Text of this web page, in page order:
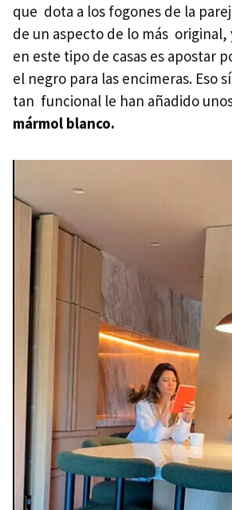
que dota a los fogones de la
de un aspecto de lo más
en este tipo de casas es apostar
el negro para las encimeras. Eso
tan funcional le han añadido
mármol blanco.